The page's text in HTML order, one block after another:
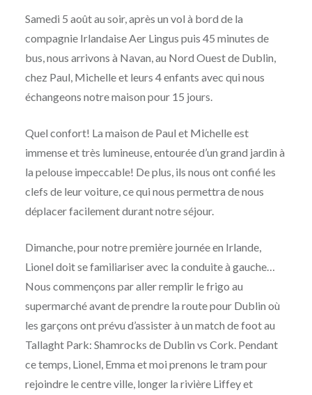
ADMIN
2023
Samedi 5 août au soir, après un vol à bord de la
compagnie Irlandaise Aer Lingus puis 45 minutes de
bus, nous arrivons à Navan, au Nord Ouest de Dublin,
chez Paul, Michelle et leurs 4 enfants avec qui nous
échangeons notre maison pour 15 jours.
Quel confort! La maison de Paul et Michelle est
immense et très lumineuse, entourée d’un grand jardin à
la pelouse impeccable! De plus, ils nous ont confié les
clefs de leur voiture, ce qui nous permettra de nous
déplacer facilement durant notre séjour.
Dimanche, pour notre première journée en Irlande,
Lionel doit se familiariser avec la conduite à gauche…
Nous commençons par aller remplir le frigo au
supermarché avant de prendre la route pour Dublin où
les garçons ont prévu d’assister à un match de foot au
Tallaght Park: Shamrocks de Dublin vs Cork. Pendant
ce temps, Lionel, Emma et moi prenons le tram pour
rejoindre le centre ville, longer la rivière Liffey et